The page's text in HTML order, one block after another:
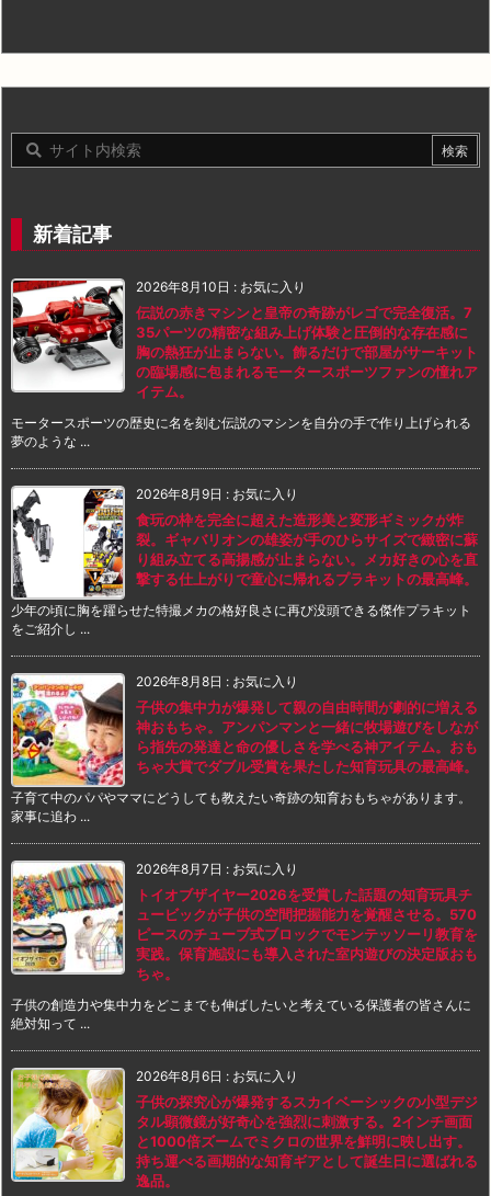
新着記事
2026年8月10日 : お気に入り
伝説の赤きマシンと皇帝の奇跡がレゴで完全復活。7
35パーツの精密な組み上げ体験と圧倒的な存在感に
胸の熱狂が止まらない。飾るだけで部屋がサーキット
の臨場感に包まれるモータースポーツファンの憧れア
イテム。
モータースポーツの歴史に名を刻む伝説のマシンを自分の手で作り上げられる
夢のような ...
2026年8月9日 : お気に入り
食玩の枠を完全に超えた造形美と変形ギミックが炸
裂。ギャバリオンの雄姿が手のひらサイズで緻密に蘇
り組み立てる高揚感が止まらない。メカ好きの心を直
撃する仕上がりで童心に帰れるプラキットの最高峰。
少年の頃に胸を躍らせた特撮メカの格好良さに再び没頭できる傑作プラキット
をご紹介し ...
2026年8月8日 : お気に入り
子供の集中力が爆発して親の自由時間が劇的に増える
神おもちゃ。アンパンマンと一緒に牧場遊びをしなが
ら指先の発達と命の優しさを学べる神アイテム。おも
ちゃ大賞でダブル受賞を果たした知育玩具の最高峰。
子育て中のパパやママにどうしても教えたい奇跡の知育おもちゃがあります。
家事に追わ ...
2026年8月7日 : お気に入り
トイオブザイヤー2026を受賞した話題の知育玩具チ
ュービックが子供の空間把握能力を覚醒させる。570
ピースのチューブ式ブロックでモンテッソーリ教育を
実践。保育施設にも導入された室内遊びの決定版おも
ちゃ。
子供の創造力や集中力をどこまでも伸ばしたいと考えている保護者の皆さんに
絶対知って ...
2026年8月6日 : お気に入り
子供の探究心が爆発するスカイベーシックの小型デジ
タル顕微鏡が好奇心を強烈に刺激する。2インチ画面
と1000倍ズームでミクロの世界を鮮明に映し出す。
持ち運べる画期的な知育ギアとして誕生日に選ばれる
逸品。